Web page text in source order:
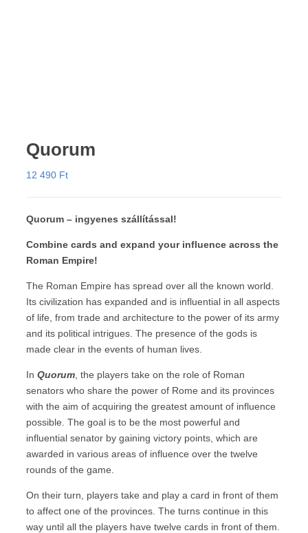
Quorum
12 490 Ft
Quorum – ingyenes szállítással!
Combine cards and expand your influence across the
Roman Empire!
The Roman Empire has spread over all the known world.
Its civilization has expanded and is influential in all aspects
of life, from trade and architecture to the power of its army
and its political intrigues. The presence of the gods is
made clear in the events of human lives.
In Quorum , the players take on the role of Roman
senators who share the power of Rome and its provinces
with the aim of acquiring the greatest amount of influence
possible. The goal is to be the most powerful and
influential senator by gaining victory points, which are
awarded in various areas of influence over the twelve
rounds of the game.
On their turn, players take and play a card in front of them
to affect one of the provinces. The turns continue in this
way until all the players have twelve cards in front of them.